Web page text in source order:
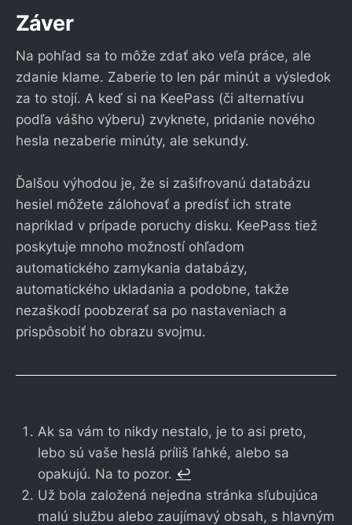
Záver
Na pohľad sa to môže zdať ako veľa práce, ale
zdanie klame. Zaberie to len pár minút a výsledok
za to stojí. A keď si na KeePass (či alternatívu
podľa vášho výberu) zvyknete, pridanie nového
hesla nezaberie minúty, ale sekundy.
Ďalšou výhodou je, že si zašifrovanú databázu
hesiel môžete zálohovať a predísť ich strate
napríklad v prípade poruchy disku. KeePass tiež
poskytuje mnoho možností ohľadom
automatického zamykania databázy,
automatického ukladania a podobne, takže
nezaškodí poobzerať sa po nastaveniach a
prispôsobiť ho obrazu svojmu.
Ak sa vám to nikdy nestalo, je to asi preto,
lebo sú vaše heslá príliš ľahké, alebo sa
opakujú. Na to pozor. ↩︎
Už bola založená nejedna stránka sľubujúca
malú službu alebo zaujímavý obsah, s hlavným